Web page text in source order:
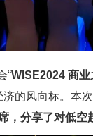
“WISE2024 商业
的风向标。本
，分享了对低空